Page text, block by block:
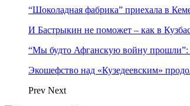
“Шоколадная фабрика” приехала в
И Бастрыкин не поможет – как в
“Мы будто Афганскую войну
Экошефство над «Кузедеевским»
Prev Next